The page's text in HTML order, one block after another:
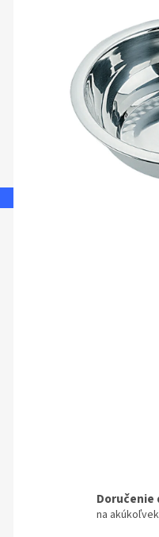
hviezdičiek.
Doručenie
na